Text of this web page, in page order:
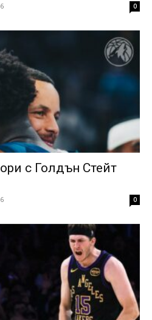
0
с Голдън Стейт
0